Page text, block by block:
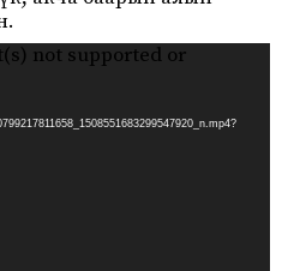
not supported or